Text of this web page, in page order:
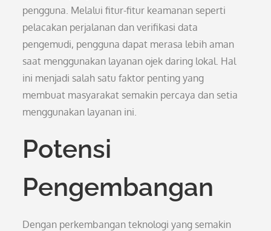
pengguna. Melalui fitur-fitur keamanan seperti
pelacakan perjalanan dan verifikasi data
pengemudi, pengguna dapat merasa lebih aman
saat menggunakan layanan ojek daring lokal. Hal
ini menjadi salah satu faktor penting yang
membuat masyarakat semakin percaya dan setia
menggunakan layanan ini.
Potensi
Pengembangan
Dengan perkembangan teknologi yang semakin